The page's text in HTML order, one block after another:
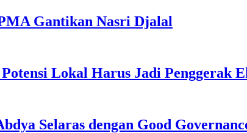
Gantikan Nasri Djalal
Lokal Harus Jadi Penggerak
Selaras dengan Good